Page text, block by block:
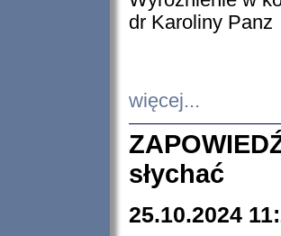
dr Karoliny Panz
więcej...
słychać
25.10.2024